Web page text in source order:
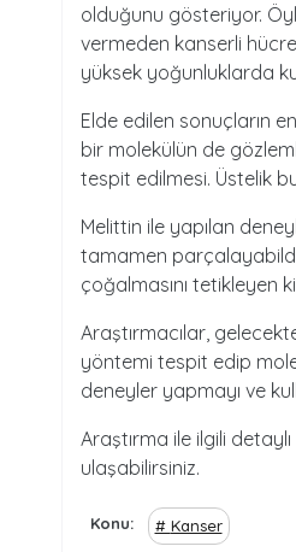
olduğunu gösteriyor.
vermeden kanserli
yüksek yoğunluklarda
Elde edilen sonuçların
bir molekülün de
tespit edilmesi. Üstelik
Melittin ile yapılan
tamamen
çoğalmasını tetikleyen
Araştırmacılar,
yöntemi tespit edip
deneyler yapmayı ve
Araştırma ile ilgili
ulaşabilirsiniz.
Konu Kanser